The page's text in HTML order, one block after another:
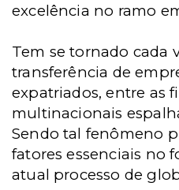
excelência no ramo
Tem se tornado cada
transferência de
expatriados, entre as
multinacionais
Sendo tal fenômeno
fatores essenciais no
atual processo de